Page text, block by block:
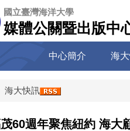
國立臺灣海洋大學
媒體公關暨出版中
中心簡介 海
海大快訊
60週年聚焦紐約 海大